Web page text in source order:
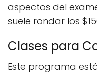
aspectos del
suele rondar los
Clases para
Este programa